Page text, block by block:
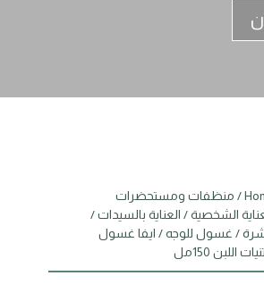
/ منظفات ومستحضرات
الشخصية/ العناية بالسيدات/
/ غسول للوجه/ ايفا غسول
اللبن 150مل